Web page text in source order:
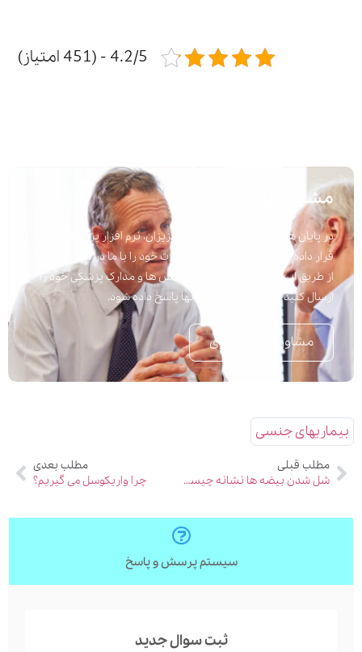
4.2/5 - (451 امتیاز)
مشاوره پزشکی
در پایان هر مقاله برای راحتی شما عزیزان، نرم افزار پرسش و پاسخ
قرار داده شده است تا به راحتی سوالات خود را با ما در میان بگذارید.
از طریق این نرم افزار می توانید پرسش ها و مدارک پزشکی خود را
ارسال کنید تا در اسرع وقت به آنها پاسخ داده شود.
مشاوره تلفنی فوری
بیماریهای جنسی
مطلب قبلی
شل شدن بیضه ها نشانه چیست؟
مطلب بعدی
چرا واریکوسل می گیریم؟
سیستم پرسش و پاسخ
ثبت سوال جدید